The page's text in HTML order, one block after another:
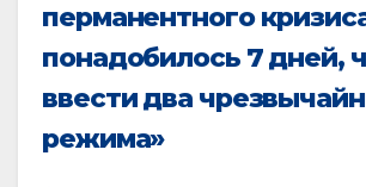
перманентного
понадобилось 7 дней,
ввести два
режима»